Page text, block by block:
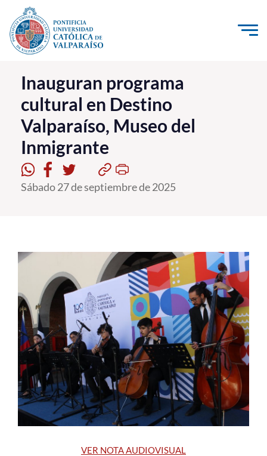
Click acá para ir directamente al contenido
La Universidad
Investigación, Creación e Innovación
PUCV Internacional
Vinculación con el Medio
Admisión
Formación Continua
Estudiantes
Académicos
Funcionarios
Alumni
English
Inauguran programa
cultural en Destino
Valparaíso, Museo del
Inmigrante
Sábado 27 de septiembre de 2025
VER NOTA AUDIOVISUAL